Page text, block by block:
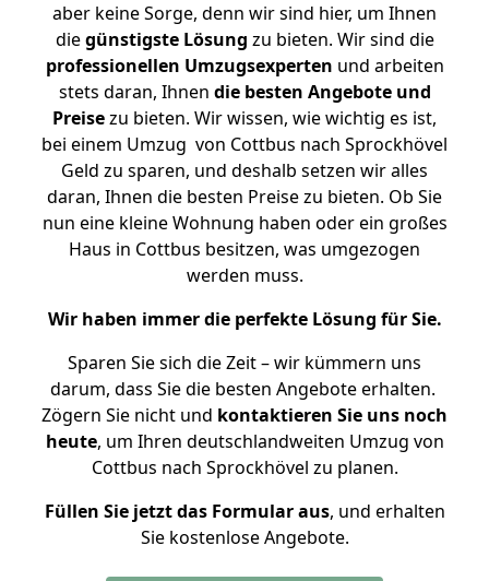
aber keine Sorge, denn wir sind hier, um Ihnen
diegünstigste Lösung zu bieten. Wir sind die
professionellen Umzugsexperten und arbeiten
stets daran, Ihnen die besten Angebote und
Preisezu bieten. Wir wissen, wie wichtig es ist,
bei einem Umzug von Cottbus nach Sprockhövel
Geld zu sparen, und deshalb setzen wir alles
daran, Ihnen die besten Preise zu bieten. Ob Sie
nun eine kleine Wohnung haben oder ein großes
Haus in Cottbus besitzen, was umgezogen
werden muss.
Wir haben immer die perfekte Lösung für Sie.
Sparen Sie sich die Zeit – wir kümmern uns
darum, dass Sie die besten Angebote erhalten.
Zögern Sie nicht und kontaktieren Sie uns noch
heute, um Ihren deutschlandweiten Umzug von
Cottbus nach Sprockhövel zu planen.
Füllen Sie jetzt das Formular aus, und erhalten
Sie kostenlose Angebote.